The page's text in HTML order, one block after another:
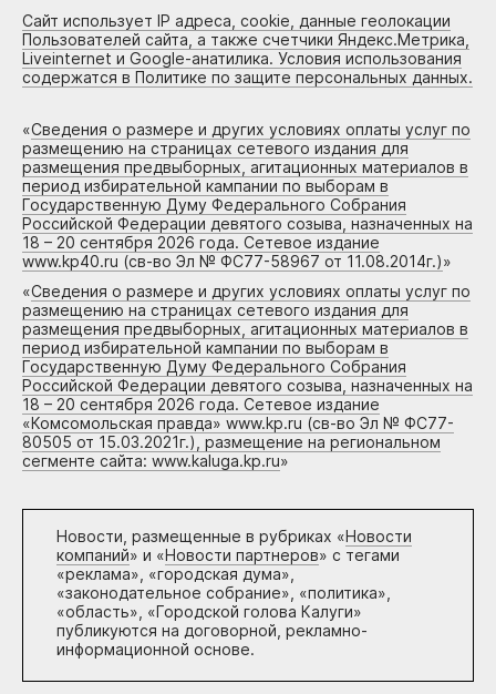
Сайт использует IP адреса, cookie, данные геолокации
Пользователей сайта, а также счетчики Яндекс.Метрика,
Liveinternet и Google-анатилика. Условия использования
содержатся в Политике по защите персональных данных.
«Сведения о размере и других условиях оплаты услуг по
размещению на страницах сетевого издания для
размещения предвыборных, агитационных материалов в
период избирательной кампании по выборам в
Государственную Думу Федерального Собрания
Российской Федерации девятого созыва, назначенных на
18 – 20 сентября 2026 года. Сетевое издание
www.kp40.ru (св-во Эл № ФС77-58967 от 11.08.2014г.)»
«Сведения о размере и других условиях оплаты услуг по
размещению на страницах сетевого издания для
размещения предвыборных, агитационных материалов в
период избирательной кампании по выборам в
Государственную Думу Федерального Собрания
Российской Федерации девятого созыва, назначенных на
18 – 20 сентября 2026 года. Сетевое издание
«Комсомольская правда» www.kp.ru (св-во Эл № ФС77-
80505 от 15.03.2021г.), размещение на региональном
сегменте сайта: www.kaluga.kp.ru»
Новости, размещенные в рубриках «Новости
компаний» и «Новости партнеров» с тегами
«реклама», «городская дума»,
«законодательное собрание», «политика»,
«область», «Городской голова Калуги»
публикуются на договорной, рекламно-
информационной основе.